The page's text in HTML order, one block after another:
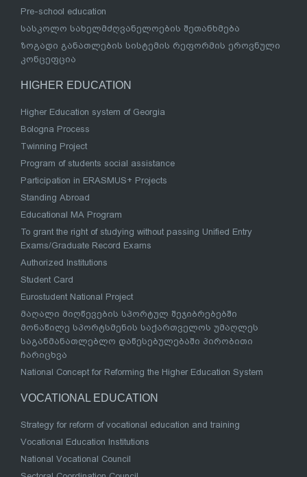
Pre-school education
სასკოლო სახელმძღვანელოების შეთანხმება
ზოგადი განათლების სისტემის რეფორმის ეროვნული
კონცეფცია
HIGHER EDUCATION
Higher Education system of Georgia
Bologna Process
Twinning Project
Program of students social assistance
Participation in ERASMUS+ Projects
Standing Abroad
Educational MA Program
To grant the right of studying without passing Unified Entry
Exams/Graduate Record Exams
Authorized Institutions
Student Card
Eurostudent National Project
მაღალი მიღწევების სპორტულ შეჯიბრებებში
მონაწილე სპორტსმენის საქართველოს უმაღლეს
საგანმანათლებლო დაწესებულებაში პირობითი
ჩარიცხვა
National Concept for Reforming the Higher Education System
VOCATIONAL EDUCATION
Strategy for reform of vocational education and training
Vocational Education Institutions
National Vocational Council